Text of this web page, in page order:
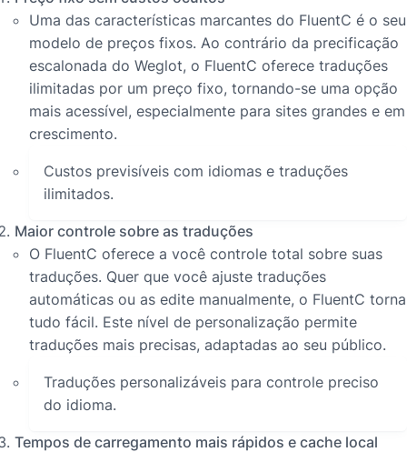
Uma das características marcantes do FluentC é o seu
modelo de preços fixos. Ao contrário da precificação
escalonada do Weglot, o FluentC oferece traduções
ilimitadas por um preço fixo, tornando-se uma opção
mais acessível, especialmente para sites grandes e em
crescimento.
Custos previsíveis com idiomas e traduções
ilimitados.
Maior controle sobre as traduções
O FluentC oferece a você controle total sobre suas
traduções. Quer que você ajuste traduções
automáticas ou as edite manualmente, o FluentC torna
tudo fácil. Este nível de personalização permite
traduções mais precisas, adaptadas ao seu público.
Traduções personalizáveis para controle preciso
do idioma.
Tempos de carregamento mais rápidos e cache local